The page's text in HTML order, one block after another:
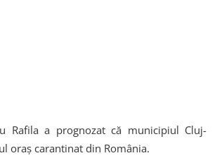
Rafila a prognozat că municipiul Cluj-
oraș carantinat din România.